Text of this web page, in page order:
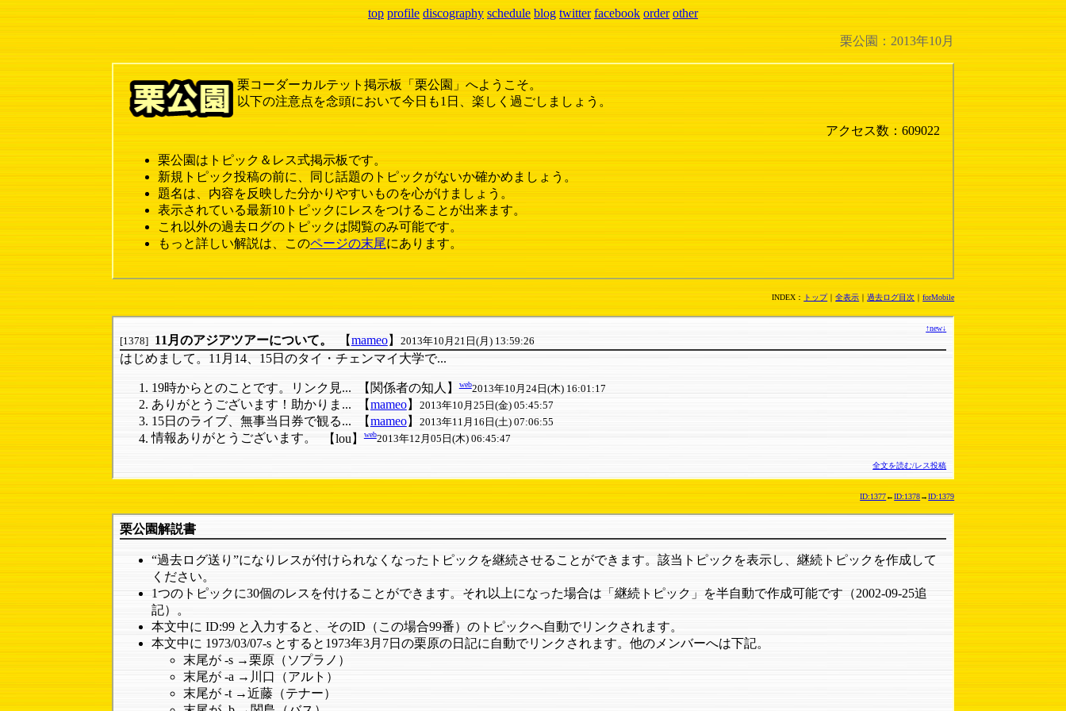
top profile discography schedule blog twitter facebook order other
栗公園：2013年10月
栗コーダーカルテット掲示板「栗公園」へようこそ。
以下の注意点を念頭において今日も1日、楽しく過ごしましょう。
アクセス数：609022
栗公園はトピック＆レス式掲示板です。
新規トピック投稿の前に、同じ話題のトピックがないか確かめましょう。
題名は、内容を反映した分かりやすいものを心がけましょう。
表示されている最新10トピックにレスをつけることが出来ます。
これ以外の過去ログのトピックは閲覧のみ可能です。
もっと詳しい解説は、このページの末尾にあります。
INDEX： トップ｜全表示 ｜過去ログ目次 ｜forMobile
↑new↓
[1378] 11月のアジアツアーについて。 【mameo】 2013年10月21日(月) 13:59:26
はじめまして。11月14、15日のタイ・チェンマイ大学で...
19時からとのことです。リンク見... 【関係者の知人】web2013年10月24日(木) 16:01:17
ありがとうございます！助かりま... 【mameo】 2013年10月25日(金) 05:45:57
15日のライブ、無事当日券で観る... 【mameo】 2013年11月16日(土) 07:06:55
情報ありがとうございます。 【lou】web2013年12月05日(木) 06:45:47
全文を読む/レス投稿
ID:1377←ID:1378→ID:1379
栗公園解説書
“過去ログ送り”になりレスが付けられなくなったトピックを継続させることができます。該当トピックを表示し、継続トピックを作成して
ください。
1つのトピックに30個のレスを付けることができます。それ以上になった場合は「継続トピック」を半自動で作成可能です（2002-09-25追
記）。
本文中に ID:99 と入力すると、そのID（この場合99番）のトピックへ自動でリンクされます。
本文中に 1973/03/07-s とすると1973年3月7日の栗原の日記に自動でリンクされます。他のメンバーへは下記。
末尾が -s →栗原（ソプラノ）
末尾が -a →川口（アルト）
末尾が -t →近藤（テナー）